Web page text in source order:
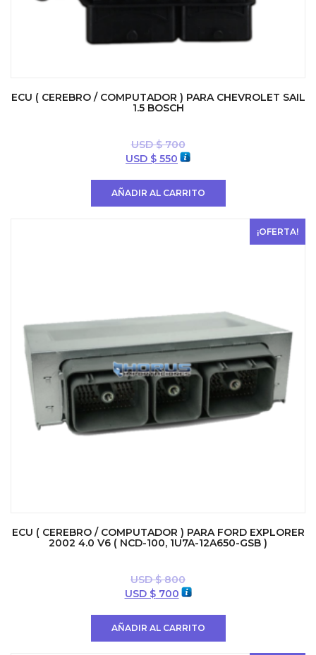
ECU ( CEREBRO / COMPUTADOR ) PARA CHEVROLET SAIL
1.5 BOSCH
USD $700
El
era:
USD $ 550 El
es:
AÑADIR AL CARRITO
¡OFERTA!
ECU ( CEREBRO / COMPUTADOR ) PARA FORD EXPLORER
2002 4.0 V6 ( NCD-100, 1U7A-12A650-GSB )
USD $800
El
era:
USD $700El
es:
AÑADIR AL CARRITO